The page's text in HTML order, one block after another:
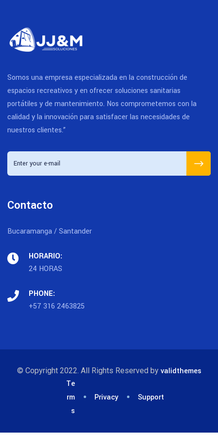
Somos una empresa especializada en la construcción de
espacios recreativos y en ofrecer soluciones sanitarias
portátiles y de mantenimiento. Nos comprometemos con la
calidad y la innovación para satisfacer las necesidades de
nuestros clientes.”
Contacto
Bucaramanga / Santander
HORARIO:
24 HORAS
PHONE:
+57 316 2463825
© Copyright 2022. All Rights Reserved by validthemes
Te
rm
s
Privacy Support